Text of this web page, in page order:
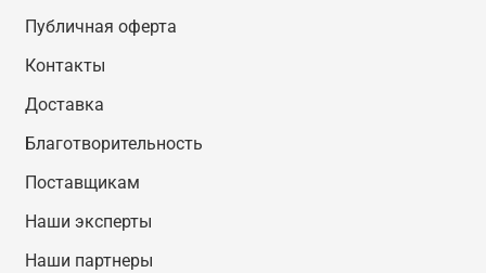
Публичная оферта
Контакты
Доставка
Благотворительность
Поставщикам
Наши эксперты
Наши партнеры